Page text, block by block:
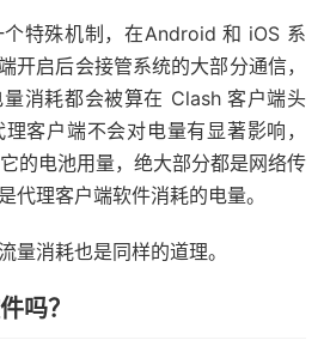
特殊机制，在Android 和 iOS 系
开启后会接管系统的大部分通信，
消耗都会被算在 Clash 客户端头
客户端不会对电量有显著影响，
的电池用量，绝大部分都是网络传
代理客户端软件消耗的电量。
量消耗也是同样的道理。
吗？